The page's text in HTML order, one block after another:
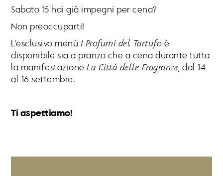
Sabato 15 hai già impegni per cena?
Non preoccuparti!
L'esclusivo menù I Profumi del Tartufo è
disponibile sia a pranzo che a cena durante tutta
la manifestazioneLa Città delle Fragranze, dal 14
al 16 settembre.
Ti aspettiamo!